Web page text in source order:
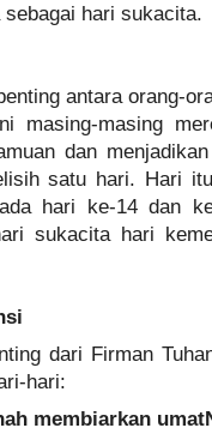
hari sukacita.
antara orang-
masing-masing
dan
satu hari. Hari
hari ke-14 dan
sukacita hari
dari Firman
hari:
membiarkan